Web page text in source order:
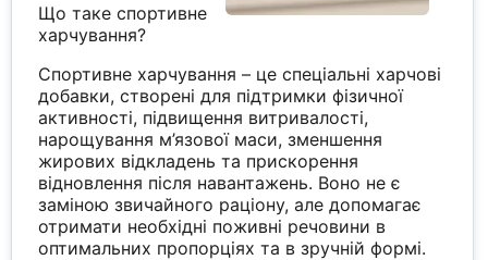
Що таке спортивне
харчування?
Спортивне харчування – це спеціальні харчові
добавки, створені для підтримки фізичної
активності, підвищення витривалості,
нарощування м’язової маси, зменшення
жирових відкладень та прискорення
відновлення після навантажень. Воно не є
заміною звичайного раціону, але допомагає
отримати необхідні поживні речовини в
оптимальних пропорціях та в зручній формі.